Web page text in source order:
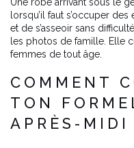
lorsqu’il faut s’occuper
et de s’asseoir sans
les photos de famille. Elle
femmes de tout âge.
COMMENT
TON
APRÈS-MIDI